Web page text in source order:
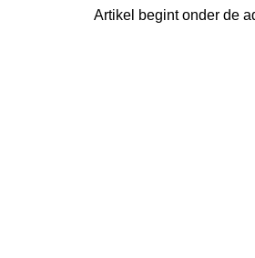
Artikel begint onder de